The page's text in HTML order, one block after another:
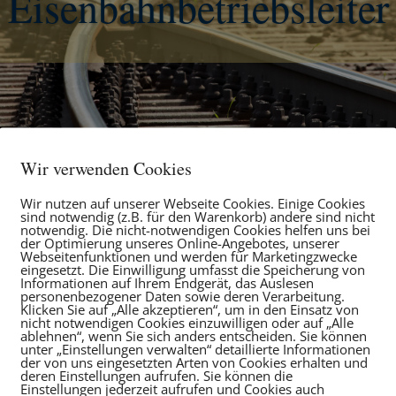
bundeseigene nichtöffentliche
Wir verwenden Cookies
Wir nutzen auf unserer Webseite Cookies. Einige Cookies
sind notwendig (z.B. für den Warenkorb) andere sind nicht
notwendig. Die nicht-notwendigen Cookies helfen uns bei
der Optimierung unseres Online-Angebotes, unserer
Webseitenfunktionen und werden für Marketingzwecke
eingesetzt. Die Einwilligung umfasst die Speicherung von
Informationen auf Ihrem Endgerät, das Auslesen
personenbezogener Daten sowie deren Verarbeitung.
Klicken Sie auf „Alle akzeptieren“, um in den Einsatz von
nicht notwendigen Cookies einzuwilligen oder auf „Alle
ablehnen“, wenn Sie sich anders entscheiden. Sie können
unter „Einstellungen verwalten“ detaillierte Informationen
der von uns eingesetzten Arten von Cookies erhalten und
deren Einstellungen aufrufen. Sie können die
Einstellungen jederzeit aufrufen und Cookies auch